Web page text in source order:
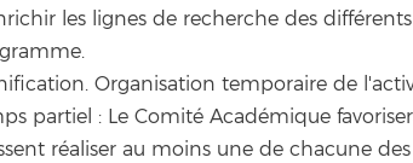
les lignes de recherche des
Organisation temporaire de
partiel : Le Comité Académique
réaliser au moins une de chacune